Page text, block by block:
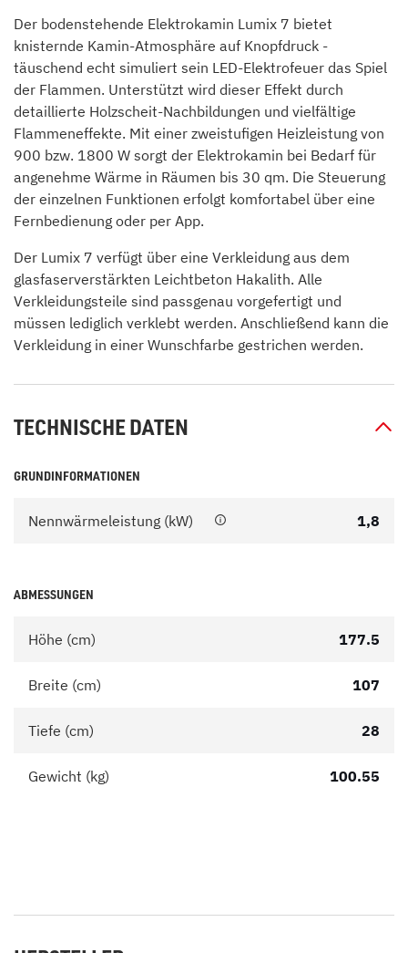
Der bodenstehende Elektrokamin Lumix 7 bietet
knisternde Kamin-Atmosphäre auf Knopfdruck -
täuschend echt simuliert sein LED-Elektrofeuer das Spiel
der Flammen. Unterstützt wird dieser Effekt durch
detaillierte Holzscheit-Nachbildungen und vielfältige
Flammeneffekte. Mit einer zweistufigen Heizleistung von
900 bzw. 1800 W sorgt der Elektrokamin bei Bedarf für
angenehme Wärme in Räumen bis 30 qm. Die Steuerung
der einzelnen Funktionen erfolgt komfortabel über eine
Fernbedienung oder per App.
Der Lumix 7 verfügt über eine Verkleidung aus dem
glasfaserverstärkten Leichtbeton Hakalith. Alle
Verkleidungsteile sind passgenau vorgefertigt und
müssen lediglich verklebt werden. Anschließend kann die
Verkleidung in einer Wunschfarbe gestrichen werden.
TECHNISCHE DATEN
GRUNDINFORMATIONEN
Nennwärmeleistung (kW) 1,8
ABMESSUNGEN
Höhe (cm) 177.5
Breite (cm) 107
Tiefe (cm) 28
Gewicht (kg) 100.55